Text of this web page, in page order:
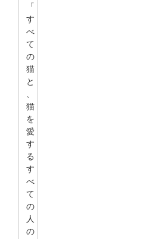
「
す
べ
て
の
猫
と
、
猫
を
愛
す
る
す
べ
て
の
人
の